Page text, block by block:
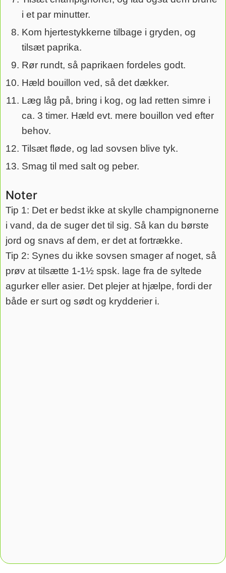
i et par minutter.
Kom hjertestykkerne tilbage i gryden, og
tilsæt paprika.
Rør rundt, så paprikaen fordeles godt.
Hæld bouillon ved, så det dækker.
Læg låg på, bring i kog, og lad retten simre i
ca. 3 timer. Hæld evt. mere bouillon ved efter
behov.
Tilsæt fløde, og lad sovsen blive tyk.
Smag til med salt og peber.
Noter
Tip 1: Det er bedst ikke at skylle champignonerne
i vand, da de suger det til sig. Så kan du børste
jord og snavs af dem, er det at fortrække.
Tip 2: Synes du ikke sovsen smager af noget, så
prøv at tilsætte 1-1½ spsk. lage fra de syltede
agurker eller asier. Det plejer at hjælpe, fordi der
både er surt og sødt og krydderier i.